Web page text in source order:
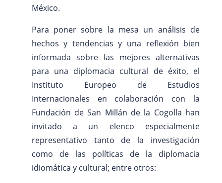
México.
Para poner sobre la mesa un análisis de
hechos y tendencias y una reflexión bien
informada sobre las mejores alternativas
para una diplomacia cultural de éxito, el
Instituto Europeo de Estudios
Internacionales en colaboración con la
Fundación de San Millán de la Cogolla han
invitado a un elenco especialmente
representativo tanto de la investigación
como de las políticas de la diplomacia
idiomática y cultural; entre otros: